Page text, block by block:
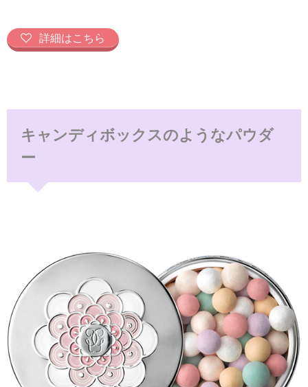
詳細はこちら
キャンディボックスのようなパウダ
ー